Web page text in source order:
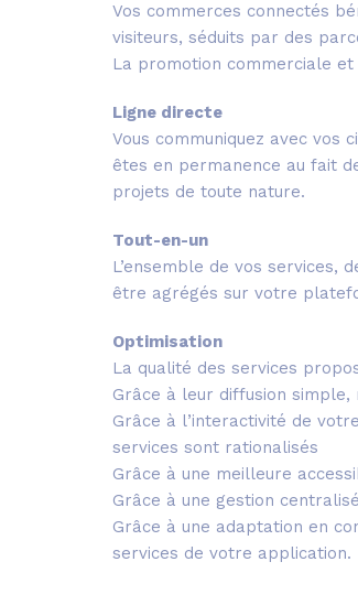
Vos commerces connectés
visiteurs, séduits par des
La promotion commerciale
Ligne directe
Vous communiquez avec vos
êtes en permanence au fait
projets de toute nature.
Tout-en-un
L’ensemble de vos
être agrégés sur votre
Optimisation
La qualité des services
Grâce à leur diffusion
Grâce à l’interactivité de
services sont rationalisés
Grâce à une meilleure
Grâce à une gestion
Grâce à une adaptation en
services de votre application.